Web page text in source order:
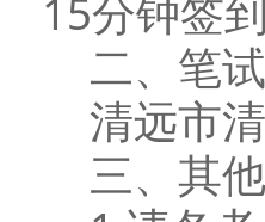
15分钟签
二、笔
清远市
三、其